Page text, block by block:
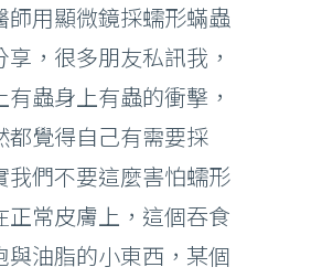
師用顯微鏡採蠕形蟎蟲
享，很多朋友私訊我，
有蟲身上有蟲的衝擊，
都覺得自己有需要採
我們不要這麼害怕蠕形
正常皮膚上，這個吞食
與油脂的小東西，某個